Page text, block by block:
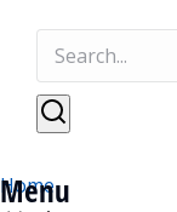
Menu
Home